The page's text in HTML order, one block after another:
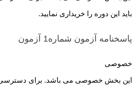
باید این دوره را خریداری نمایید.
پاسخنامه آزمون شماره1 آزمون
خصوصی
این بخش خصوصی می باشد. برای دسترسی